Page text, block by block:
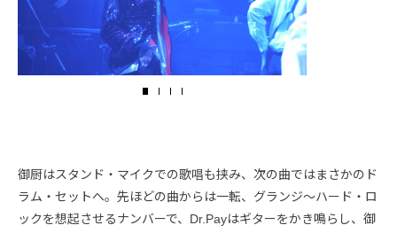
御厨はスタンド・マイクでの歌唱も挟み、次の曲ではまさかのド
ラム・セットへ。先ほどの曲からは一転、グランジ〜ハード・ロ
ックを想起させるナンバーで、Dr.Payはギターをかき鳴らし、御